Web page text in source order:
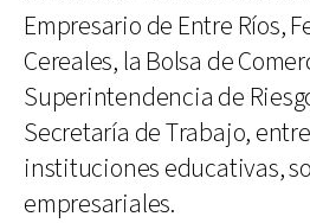
Empresario de Entre Ríos,
Cereales, la Bolsa de
Superintendencia de
Secretaría de Trabajo,
instituciones educativas,
empresariales.